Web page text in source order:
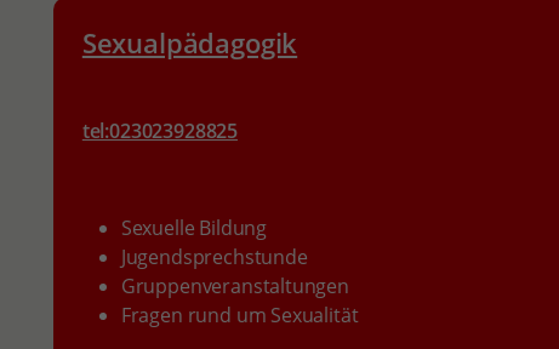
Sexualpädagogik
tel:023023928825
Sexuelle Bildung
Jugendsprechstunde
Gruppenveranstaltungen
Fragen rund um Sexualität